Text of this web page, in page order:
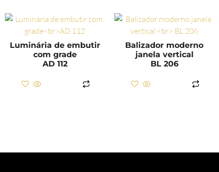
Luminária de embutir
com grade
AD 112
Balizador moderno
janela vertical
BL 206